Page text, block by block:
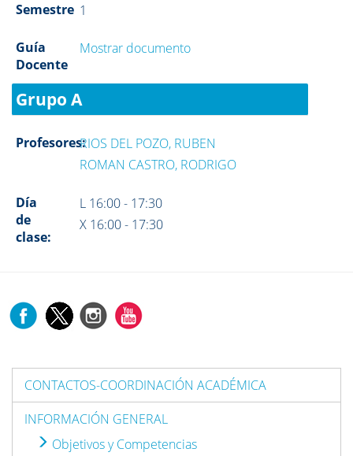
Semestre 1
Guía
Docente
Mostrar documento
Grupo A
Profesores:RIOS DEL POZO, RUBEN
ROMAN CASTRO, RODRIGO
Día
de
clase:
L 16:00 - 17:30
X 16:00 - 17:30
CONTACTOS-COORDINACIÓN ACADÉMICA
INFORMACIÓN GENERAL
Objetivos y Competencias